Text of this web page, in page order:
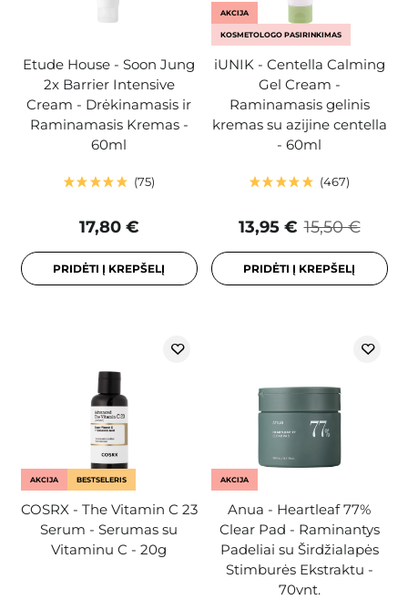
Etude House - Soon Jung
2x Barrier Intensive
Cream - Drėkinamasis ir
Raminamasis Kremas -
60ml
75
17,80 €
PRIDĖTI Į KREPŠELĮ
AKCIJA
KOSMETOLOGO PASIRINKIMAS
iUNIK - Centella Calming
Gel Cream -
Raminamasis gelinis
kremas su azijine centella
- 60ml
467
15,50 €
13,95 €
PRIDĖTI Į KREPŠELĮ
AKCIJA BESTSELERIS
COSRX - The Vitamin C 23
Serum - Serumas su
Vitaminu C - 20g
AKCIJA
Anua - Heartleaf 77%
Clear Pad - Raminantys
Padeliai su Širdžialapės
Stimburės Ekstraktu -
70vnt.